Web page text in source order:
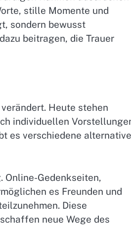
stille Momente und
sondern bewusst
beitragen, die Trauer
Heute stehen
individuellen
es verschiedene alternative
Online-Gedenkseiten,
es Freunden und
Diese
neue Wege des